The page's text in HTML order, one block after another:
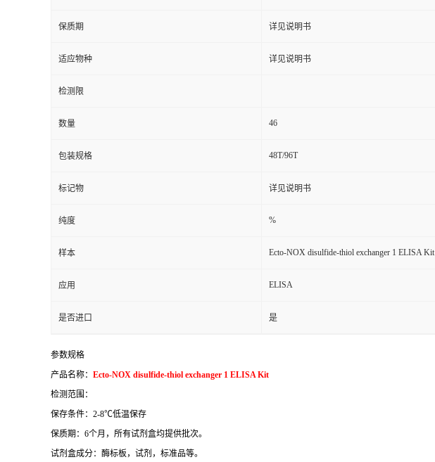
保质期 详见说明书
适应物种 详见说明书
检测限
数量 46
包装规格 48T/96T
标记物 详见说明书
纯度 %
样本 Ecto-NOX disulfide-thiol exchanger 1 ELISA Kit
应用 ELISA
是否进口 是
参数规格
产品名称： Ecto-NOX disulfide-thiol exchanger 1 ELISA Kit
检测范围：
保存条件： 2-8℃低温保存
保质期： 6个月，所有试剂盒均提供批次。
试剂盒成分：酶标板，试剂，标准品等。